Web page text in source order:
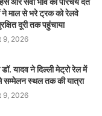
ने माल से भरे ट्रक को रेलवे
दूरी तक पहुंचाया
9, 2026
यादव ने दिल्ली मेट्रो रेल में
सम्मेलन स्थल तक की यात्रा
9, 2026